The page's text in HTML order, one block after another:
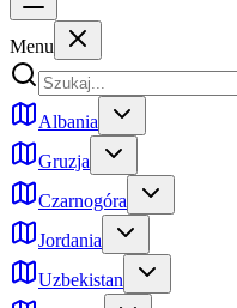
Menu
Albania
Gruzja
Czarnogóra
Jordania
Uzbekistan